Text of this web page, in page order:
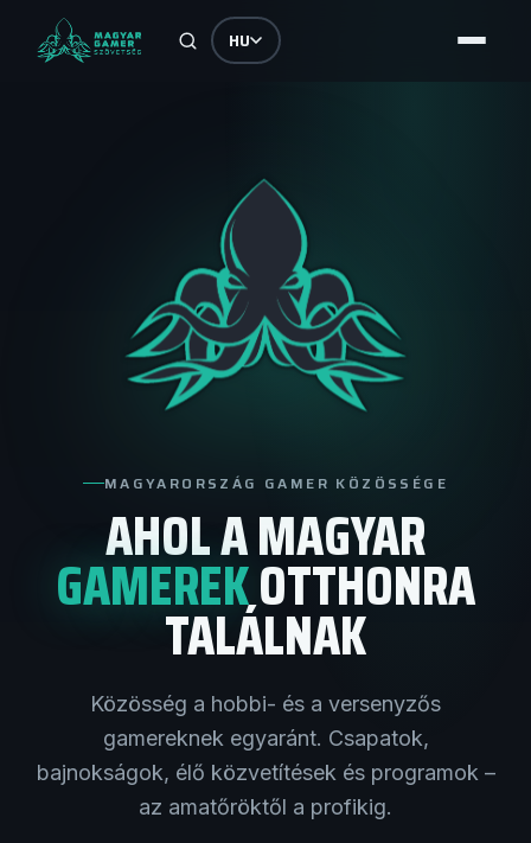
HU
MAGYARORSZÁG GAMER KÖZÖSSÉGE
AHOL A MAGYAR
GAMEREKOTTHONRA
TALÁLNAK
Közösség a hobbi- és a versenyzős
gamereknek egyaránt. Csapatok,
bajnokságok, élő közvetítések és programok –
az amatőröktől a profikig.